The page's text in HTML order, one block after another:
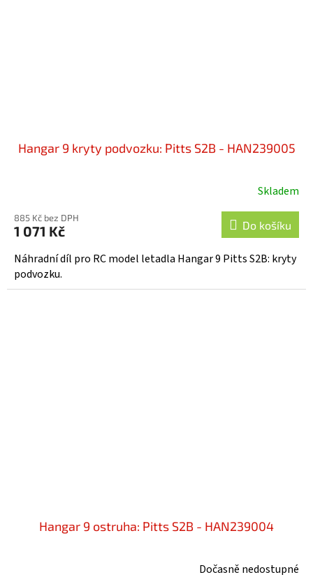
Hangar 9 kryty podvozku: Pitts S2B - HAN239005
Skladem
885 Kč bez DPH
1 071 Kč Do košíku
Náhradní díl pro RC model letadla Hangar 9 Pitts S2B: kryty
podvozku.
Hangar 9 ostruha: Pitts S2B - HAN239004
Dočasně nedostupné